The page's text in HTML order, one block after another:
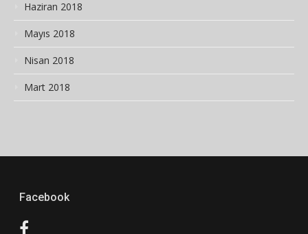
Haziran 2018
Mayıs 2018
Nisan 2018
Mart 2018
Facebook